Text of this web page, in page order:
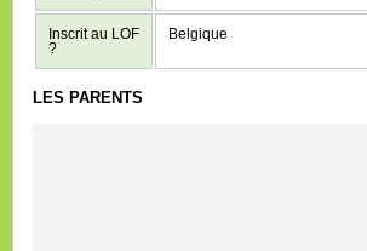
Inscrit au LOF
?
Belgique
LES PARENTS